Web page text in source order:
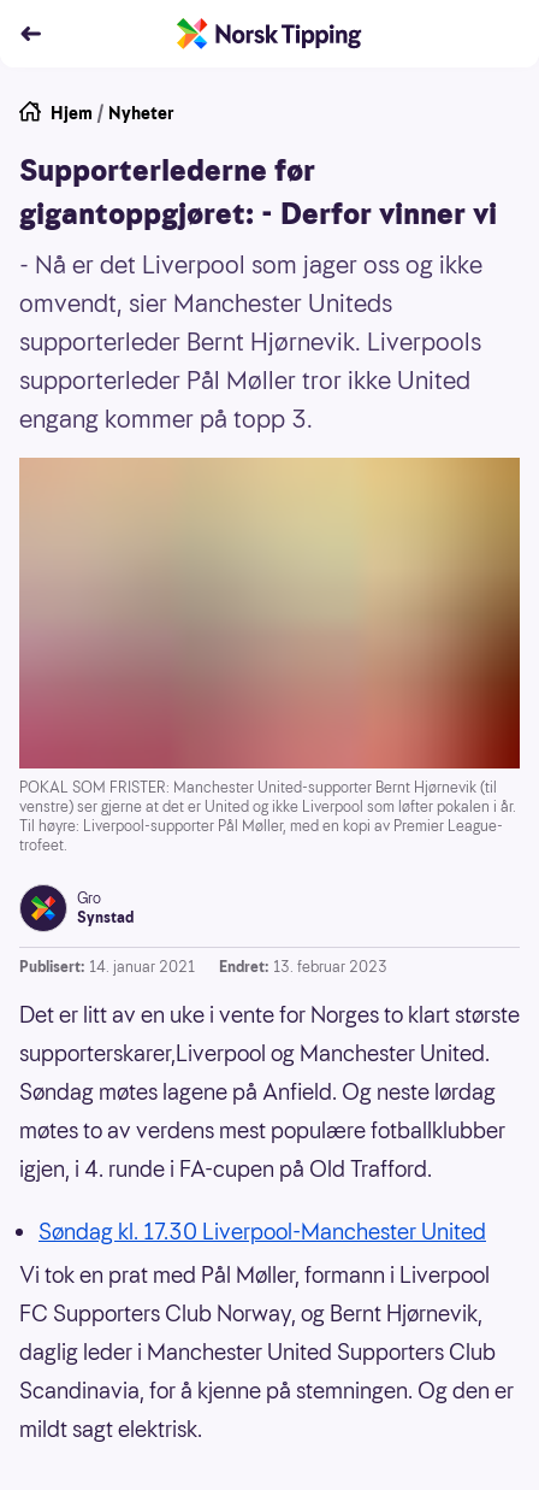
Hjem / Nyheter
Supporterlederne før
gigantoppgjøret: - Derfor vinner vi
- Nå er det Liverpool som jager oss og ikke
omvendt, sier Manchester Uniteds
supporterleder Bernt Hjørnevik. Liverpools
supporterleder Pål Møller tror ikke United
engang kommer på topp 3.
POKAL SOM FRISTER: Manchester United-supporter Bernt Hjørnevik (til
venstre) ser gjerne at det er United og ikke Liverpool som løfter pokalen i år.
Til høyre: Liverpool-supporter Pål Møller, med en kopi av Premier League-
trofeet.
Gro
Synstad
Publisert: 14. januar 2021 Endret: 13. februar 2023
Det er litt av en uke i vente for Norges to klart største
supporterskarer,Liverpool og Manchester United.
Søndag møtes lagene på Anfield. Og neste lørdag
møtes to av verdens mest populære fotballklubber
igjen, i 4. runde i FA-cupen på Old Trafford.
Søndag kl. 17.30 Liverpool-Manchester United
Vi tok en prat med Pål Møller, formann i Liverpool
FC Supporters Club Norway, og Bernt Hjørnevik,
daglig leder i Manchester United Supporters Club
Scandinavia, for å kjenne på stemningen. Og den er
mildt sagt elektrisk.